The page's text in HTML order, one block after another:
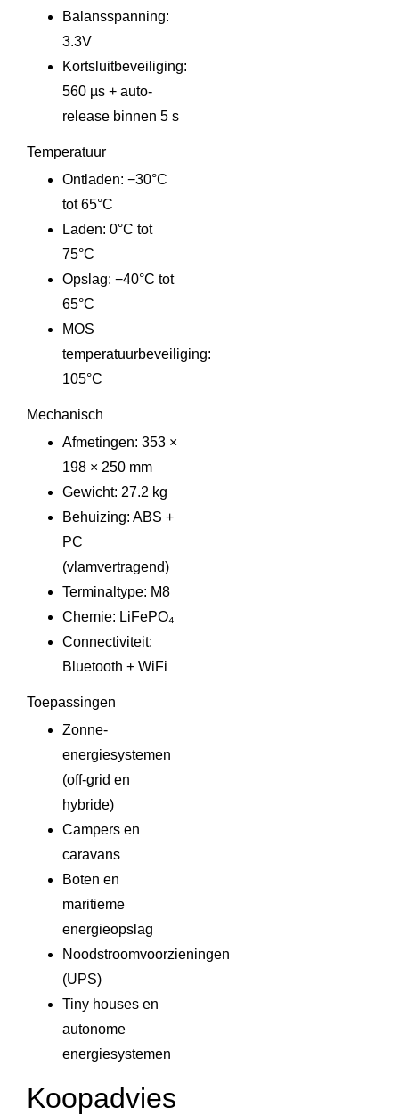
Balansspanning:
3.3V
Kortsluitbeveiliging:
560 µs + auto-
release binnen 5 s
Temperatuur
Ontladen: −30°C
tot 65°C
Laden: 0°C tot
75°C
Opslag: −40°C tot
65°C
MOS
temperatuurbeveiliging:
105°C
Mechanisch
Afmetingen: 353 ×
198 × 250 mm
Gewicht: 27.2 kg
Behuizing: ABS +
PC
(vlamvertragend)
Terminaltype: M8
Chemie: LiFePO₄
Connectiviteit:
Bluetooth + WiFi
Toepassingen
Zonne-
energiesystemen
(off-grid en
hybride)
Campers en
caravans
Boten en
maritieme
energieopslag
Noodstroomvoorzieningen
(UPS)
Tiny houses en
autonome
energiesystemen
Koopadvies